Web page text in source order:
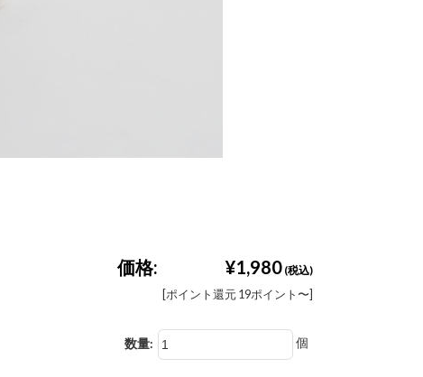
価格: ¥1,980 (税込)
[ポイント還元 19ポイント〜]
数量: 個